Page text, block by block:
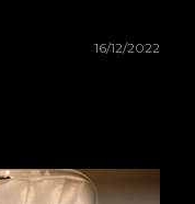
16/12/2022